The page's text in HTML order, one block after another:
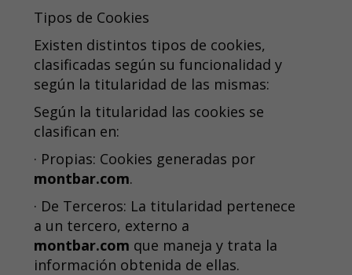
Tipos de Cookies
Existen distintos tipos de cookies,
clasificadas según su funcionalidad y
según la titularidad de las mismas:
Según la titularidad las cookies se
clasifican en:
· Propias: Cookies generadas por
montbar.com.
· De Terceros: La titularidad pertenece
a un tercero, externo a
montbar.com que maneja y trata la
información obtenida de ellas.